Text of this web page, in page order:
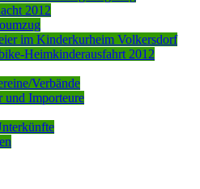
2012
im Kinderkurheim Volkersdorf
Heimkinderausfahrt 2012
Verbände
und Importeure